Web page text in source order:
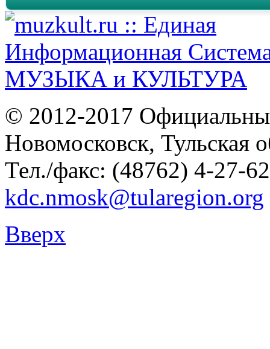
© 2012-2017
Новомосковск, Тульская
Тел./факс: (48762) 4-27-
kdc.nmosk@tularegion.org
Вверх